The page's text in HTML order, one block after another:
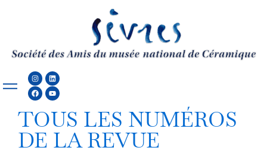
Instagram
Linkedin
FacebookYoutube
TOUS LES NUMÉROS
DE LA REVUE